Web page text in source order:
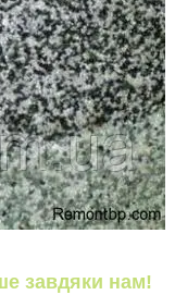
завдяки нам!